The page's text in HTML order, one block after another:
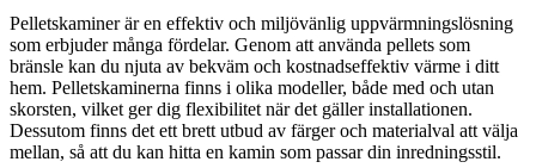
Pelletskaminer är en effektiv och miljövänlig uppvärmningslösning
som erbjuder många fördelar. Genom att använda pellets som
bränsle kan du njuta av bekväm och kostnadseffektiv värme i ditt
hem. Pelletskaminerna finns i olika modeller, både med och utan
skorsten, vilket ger dig flexibilitet när det gäller installationen.
Dessutom finns det ett brett utbud av färger och materialval att välja
mellan, så att du kan hitta en kamin som passar din inredningsstil.